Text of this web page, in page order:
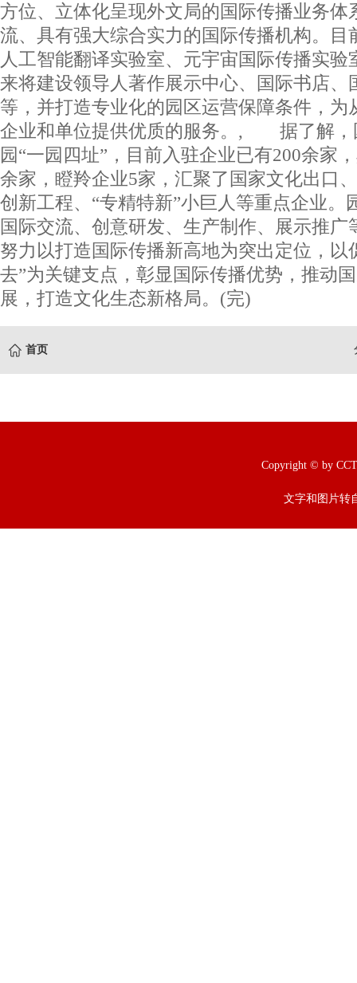
方位、立体化呈现外文局的国际传播业务体
流、具有强大综合实力的国际传播机构。目
人工智能翻译实验室、元宇宙国际传播实验
来将建设领导人著作展示中心、国际书店、
等，并打造专业化的园区运营保障条件，为
企业和单位提供优质的服务。, 据了解，
园“一园四址”，目前入驻企业已有200余家
余家，瞪羚企业5家，汇聚了国家文化出口
创新工程、“专精特新”小巨人等重点企业。
国际交流、创意研发、生产制作、展示推广
努力以打造国际传播新高地为突出定位，以
去”为关键支点，彰显国际传播优势，推动
展，打造文化生态新格局。(完)
首页
Copyright © by
文字和图片转